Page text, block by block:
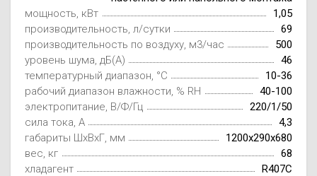
мощность, кВт
1,05
производительность, л/сутки
69
производительность по воздуху, м3/час
500
уровень шума, дБ(А)
46
температурный диапазон, °С
10-36
рабочий диапазон влажности, % RH
40-100
электропитание, В/Ф/Гц
220/1/50
сила тока, А
4,3
габариты ШxВxГ, мм
1200x290x680
вес, кг
68
хладагент
R407C